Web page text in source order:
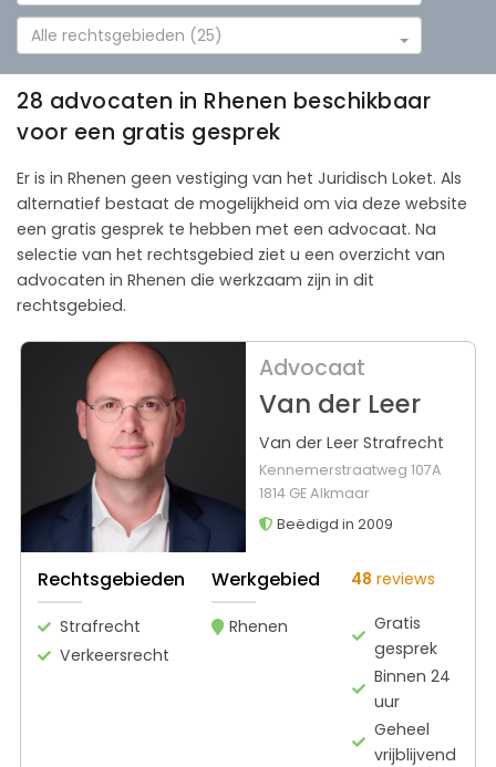
Alle rechtsgebieden (25)
28 advocaten in Rhenen beschikbaar
voor een gratis gesprek
Er is in Rhenen geen vestiging van het Juridisch Loket. Als
alternatief bestaat de mogelijkheid om via deze website
een gratis gesprek te hebben met een advocaat. Na
selectie van het rechtsgebied ziet u een overzicht van
advocaten in Rhenen die werkzaam zijn in dit
rechtsgebied.
Advocaat
Van der Leer
Van der Leer Strafrecht
Kennemerstraatweg 107A
1814 GE Alkmaar
Beëdigd in 2009
Rechtsgebieden
Strafrecht
Verkeersrecht
Werkgebied
Rhenen
48 reviews
Gratis
gesprek
Binnen 24
uur
Geheel
vrijblijvend